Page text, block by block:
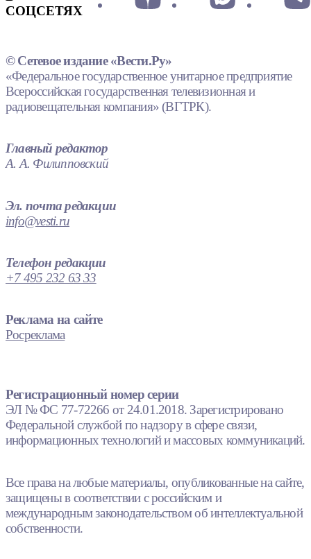
СОЦСЕТЯХ
© Сетевое издание «Вести.Ру»
«Федеральное государственное унитарное предприятие
Всероссийская государственная телевизионная и
радиовещательная компания» (ВГТРК).
Главный редактор
А. А. Филипповский
Эл. почта редакции
info@vesti.ru
Телефон редакции
+7 495 232 63 33
Реклама на сайте
Росреклама
Регистрационный номер серии
ЭЛ № ФС 77-72266 от 24.01.2018. Зарегистрировано
Федеральной службой по надзору в сфере связи,
информационных технологий и массовых коммуникаций.
Все права на любые материалы, опубликованные на сайте,
защищены в соответствии с российским и
международным законодательством об интеллектуальной
собственности.